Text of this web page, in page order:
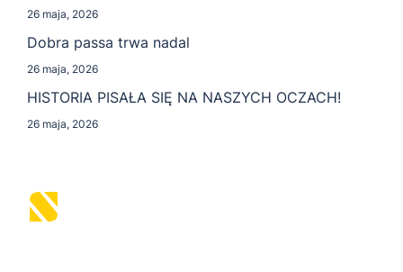
26 maja, 2026
Dobra passa trwa nadal
26 maja, 2026
HISTORIA PISAŁA SIĘ NA NASZYCH OCZACH!
26 maja, 2026